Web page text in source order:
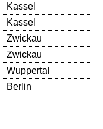
Kassel
Kassel
Zwickau
Zwickau
Wuppertal
Berlin